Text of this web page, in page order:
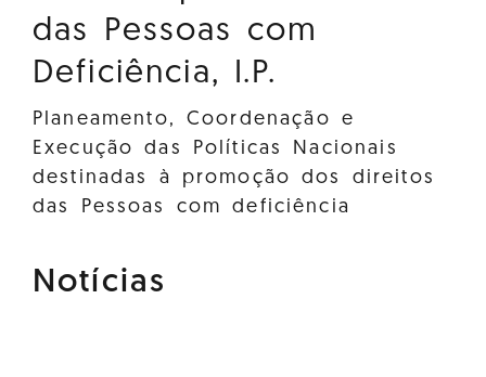
das Pessoas com
Deficiência, I.P.
Planeamento, Coordenação e
Execução das Políticas Nacionais
destinadas à promoção dos direitos
das Pessoas com deficiência
Notícias